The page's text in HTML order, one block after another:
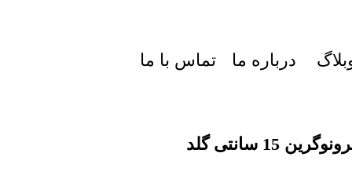
درباره ما تماس با ما
سانتی گلد